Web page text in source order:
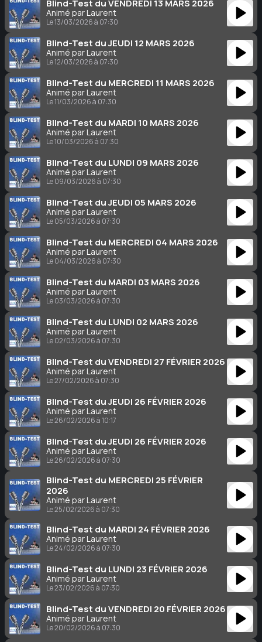
Blind-Test du VENDREDI 13 MARS 2026
Animé par Laurent
Le 13/03/2026 à 07:30
Blind-Test du JEUDI 12 MARS 2026
Animé par Laurent
Le 12/03/2026 à 07:30
Blind-Test du MERCREDI 11 MARS 2026
Animé par Laurent
Le 11/03/2026 à 07:30
Blind-Test du MARDI 10 MARS 2026
Animé par Laurent
Le 10/03/2026 à 07:30
Blind-Test du LUNDI 09 MARS 2026
Animé par Laurent
Le 09/03/2026 à 07:30
Blind-Test du JEUDI 05 MARS 2026
Animé par Laurent
Le 05/03/2026 à 07:30
Blind-Test du MERCREDI 04 MARS 2026
Animé par Laurent
Le 04/03/2026 à 07:30
Blind-Test du MARDI 03 MARS 2026
Animé par Laurent
Le 03/03/2026 à 07:30
Blind-Test du LUNDI 02 MARS 2026
Animé par Laurent
Le 02/03/2026 à 07:30
Blind-Test du VENDREDI 27 FÉVRIER 2026
Animé par Laurent
Le 27/02/2026 à 07:30
Blind-Test du JEUDI 26 FÉVRIER 2026
Animé par Laurent
Le 26/02/2026 à 10:17
Blind-Test du JEUDI 26 FÉVRIER 2026
Animé par Laurent
Le 26/02/2026 à 07:30
Blind-Test du MERCREDI 25 FÉVRIER
2026
Animé par Laurent
Le 25/02/2026 à 07:30
Blind-Test du MARDI 24 FÉVRIER 2026
Animé par Laurent
Le 24/02/2026 à 07:30
Blind-Test du LUNDI 23 FÉVRIER 2026
Animé par Laurent
Le 23/02/2026 à 07:30
Blind-Test du VENDREDI 20 FÉVRIER 2026
Animé par Laurent
Le 20/02/2026 à 07:30